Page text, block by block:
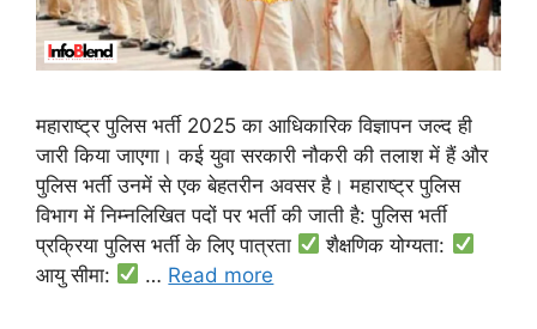
महाराष्ट्र पुलिस भर्ती 2025 का आधिकारिक विज्ञापन जल्द ही
जारी किया जाएगा। कई युवा सरकारी नौकरी की तलाश में हैं और
पुलिस भर्ती उनमें से एक बेहतरीन अवसर है। महाराष्ट्र पुलिस
विभाग में निम्नलिखित पदों पर भर्ती की जाती है: पुलिस भर्ती
प्रक्रिया पुलिस भर्ती के लिए पात्रता
शैक्षणिक योग्यता:
आयु सीमा:
… Read more